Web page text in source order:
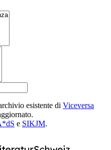
esistente di Viceversa
e SIKJM.